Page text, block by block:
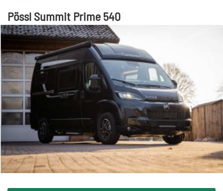
Pössl Summit Prime 540